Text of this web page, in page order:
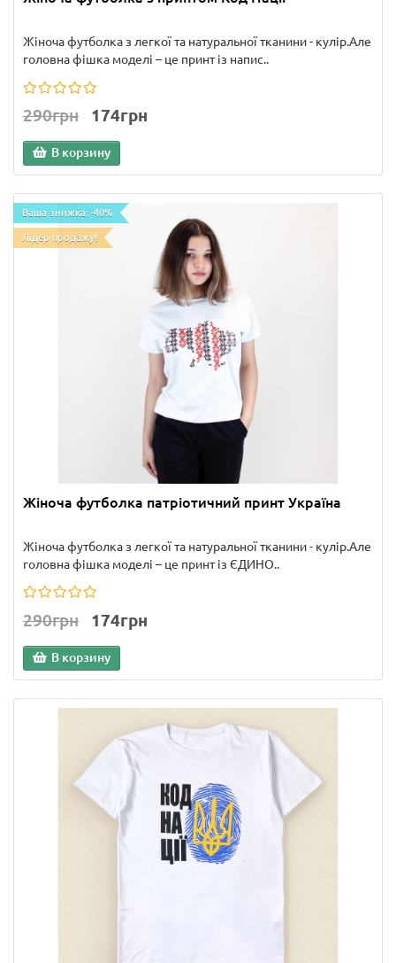
Жіноча футболка з легкої та натуральної тканини - кулір.Але
головна фішка моделі – це принт із напис..
290грн 174грн
В корзину
Ваша знижка: -40%
Лідер продажу!
Жіноча футболка патріотичний принт Україна
Жіноча футболка з легкої та натуральної тканини - кулір.Але
головна фішка моделі – це принт із ЄДИНО..
290грн 174грн
В корзину